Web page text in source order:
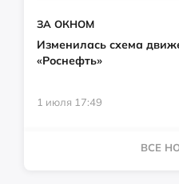
ЗА ОКНОМ
Изменилась схема
«Роснефть»
1 июля 17:49
ВСЕ